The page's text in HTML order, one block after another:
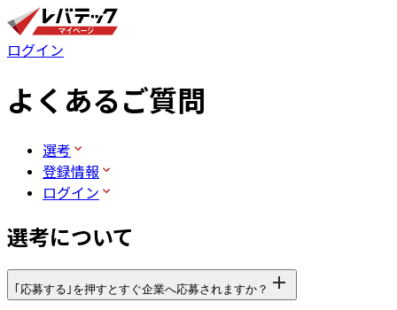
ログイン
よくあるご質問
選考
登録情報
ログイン
選考について
｢応募する｣を押すとすぐ企業へ応募されますか？